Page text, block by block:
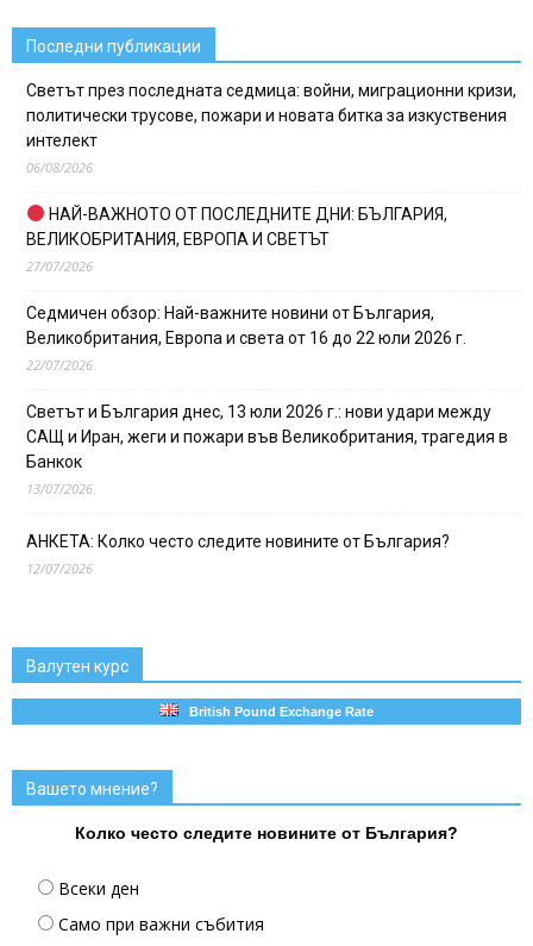
Последни публикации
Светът през последната седмица: войни, миграционни кризи,
политически трусове, пожари и новата битка за изкуствения
интелект
06/08/2026
НАЙ-ВАЖНОТО ОТ ПОСЛЕДНИТЕ ДНИ: БЪЛГАРИЯ,
ВЕЛИКОБРИТАНИЯ, ЕВРОПА И СВЕТЪТ
27/07/2026
Седмичен обзор: Най-важните новини от България,
Великобритания, Европа и света от 16 до 22 юли 2026 г.
22/07/2026
Светът и България днес, 13 юли 2026 г.: нови удари между
САЩ и Иран, жеги и пожари във Великобритания, трагедия в
Банкок
13/07/2026
АНКЕТА: Колко често следите новините от България?
12/07/2026
Валутен курс
British Pound Exchange Rate
Вашето мнение?
Колко често следите новините от България?
Всеки ден
Само при важни събития